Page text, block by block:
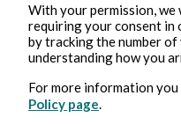
With your permission, we
requiring your consent in
by tracking the number
understanding how you
For more information you
Policy page